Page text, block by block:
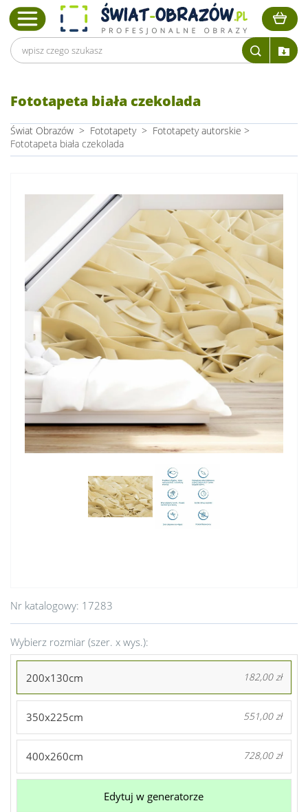
Fototapeta biała czekolada
Świat Obrazów > Fototapety > Fototapety autorskie >
Fototapeta biała czekolada
Nr katalogowy: 17283
Wybierz rozmiar (szer. x wys.):
200x130cm 182,00 zł
350x225cm 551,00 zł
400x260cm 728,00 zł
Edytuj w generatorze